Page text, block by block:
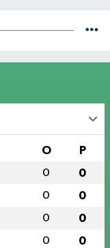
O P
0 0
0 0
0 0
0 0